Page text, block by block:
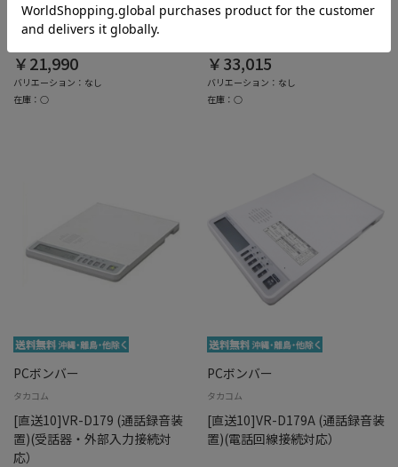
RU・RU・RU VE-GD78DL-W
パールホワイト
￥21,990
バリエーション：なし
在庫：○
RU・RU・RU VE-GD78DW-N
￥33,015
バリエーション：なし
在庫：○
PCボンバー
タカコム
[直送10]VR-D179 (通話録音装
置)(受話器・外部入力接続対
応）
PCボンバー
タカコム
[直送10]VR-D179A (通話録音装
置)(電話回線接続対応）